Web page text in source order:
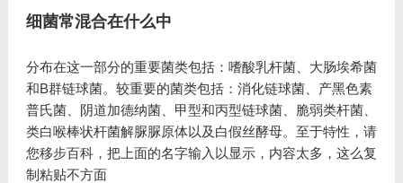
细菌常混合在什么中
分布在这一部分的重要菌类包括：嗜酸乳杆菌、大肠埃希菌
和B群链球菌。较重要的菌类包括：消化链球菌、产黑色素
普氏菌、阴道加德纳菌、甲型和丙型链球菌、脆弱类杆菌、
类白喉棒状杆菌解脲脲原体以及白假丝酵母。至于特性，请
您移步百科，把上面的名字输入以显示，内容太多，这么复
制粘贴不方面